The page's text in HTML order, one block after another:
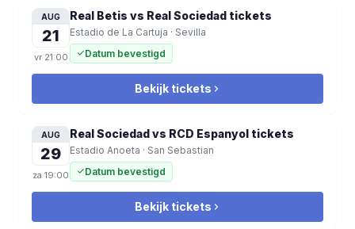
AUG
21
vr 21:00
Real Betis vs Real Sociedad tickets
Estadio de La Cartuja · Sevilla
Datum bevestigd
Bekijk tickets
AUG
29
za 19:00
Real Sociedad vs RCD Espanyol tickets
Estadio Anoeta · San Sebastian
Datum bevestigd
Bekijk tickets